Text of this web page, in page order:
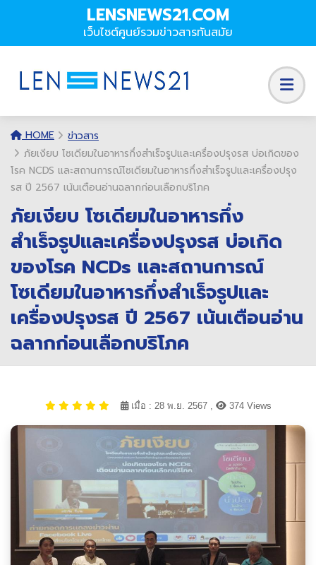
LENSNEWS21.COM
เว็บไซต์ศูนย์รวมข่าวสารทันสมัย
HOME
ข่าวสาร
ภัยเงียบ โซเดียมในอาหารกึ่งสำเร็จรูปและเครื่องปรุงรส บ่อเกิดของ
โรค NCDS และสถานการณ์โซเดียมในอาหารกึ่งสำเร็จรูปและเครื่องปรุง
รส ปี 2567 เน้นเตือนอ่านฉลากก่อนเลือกบริโภค
ภัยเงียบ โซเดียมในอาหารกึ่ง
สำเร็จรูปและเครื่องปรุงรส บ่อเกิด
ของโรค NCDs และสถานการณ์
โซเดียมในอาหารกึ่งสำเร็จรูปและ
เครื่องปรุงรส ปี 2567 เน้นเตือนอ่าน
ฉลากก่อนเลือกบริโภค
เมื่อ : 28 พ.ย. 2567 , 374 Views